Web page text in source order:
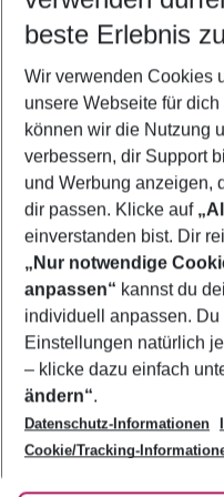
2 Erwachsene Keine
Mehr
Footer
Footer navigation
Über uns
AGB
Bestpreisgarantie
Cookie-Einstellungen
Cookie-Richtlinie
Agenturbetreuung
Barrierefreies Reisen
Folge uns
beste Erlebnis
Wir verwenden Cookies
unsere Webseite für
können wir die Nutzung
verbessern, dir Support
und Werbung anzeigen,
dir passen. Klicke auf
einverstanden bist. Dir
„Nur notwendige
anpassen“ kannst du
individuell anpassen.
Einstellungen natürlich
– klicke dazu einfach
ändern“.
Datenschutz-Informationen
Cookie/Tracking-